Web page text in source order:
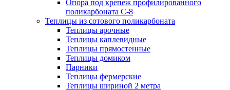
Опора под крепеж профилированного
поликарбоната С-8
Теплицы из сотового поликарбоната
Теплицы арочные
Теплицы каплевидные
Теплицы прямостенные
Теплицы домиком
Парники
Теплицы фермерские
Теплицы шириной 2 метра